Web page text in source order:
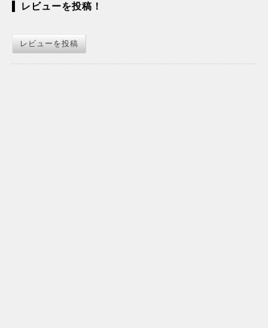
レビューを投稿！
レビューを投稿